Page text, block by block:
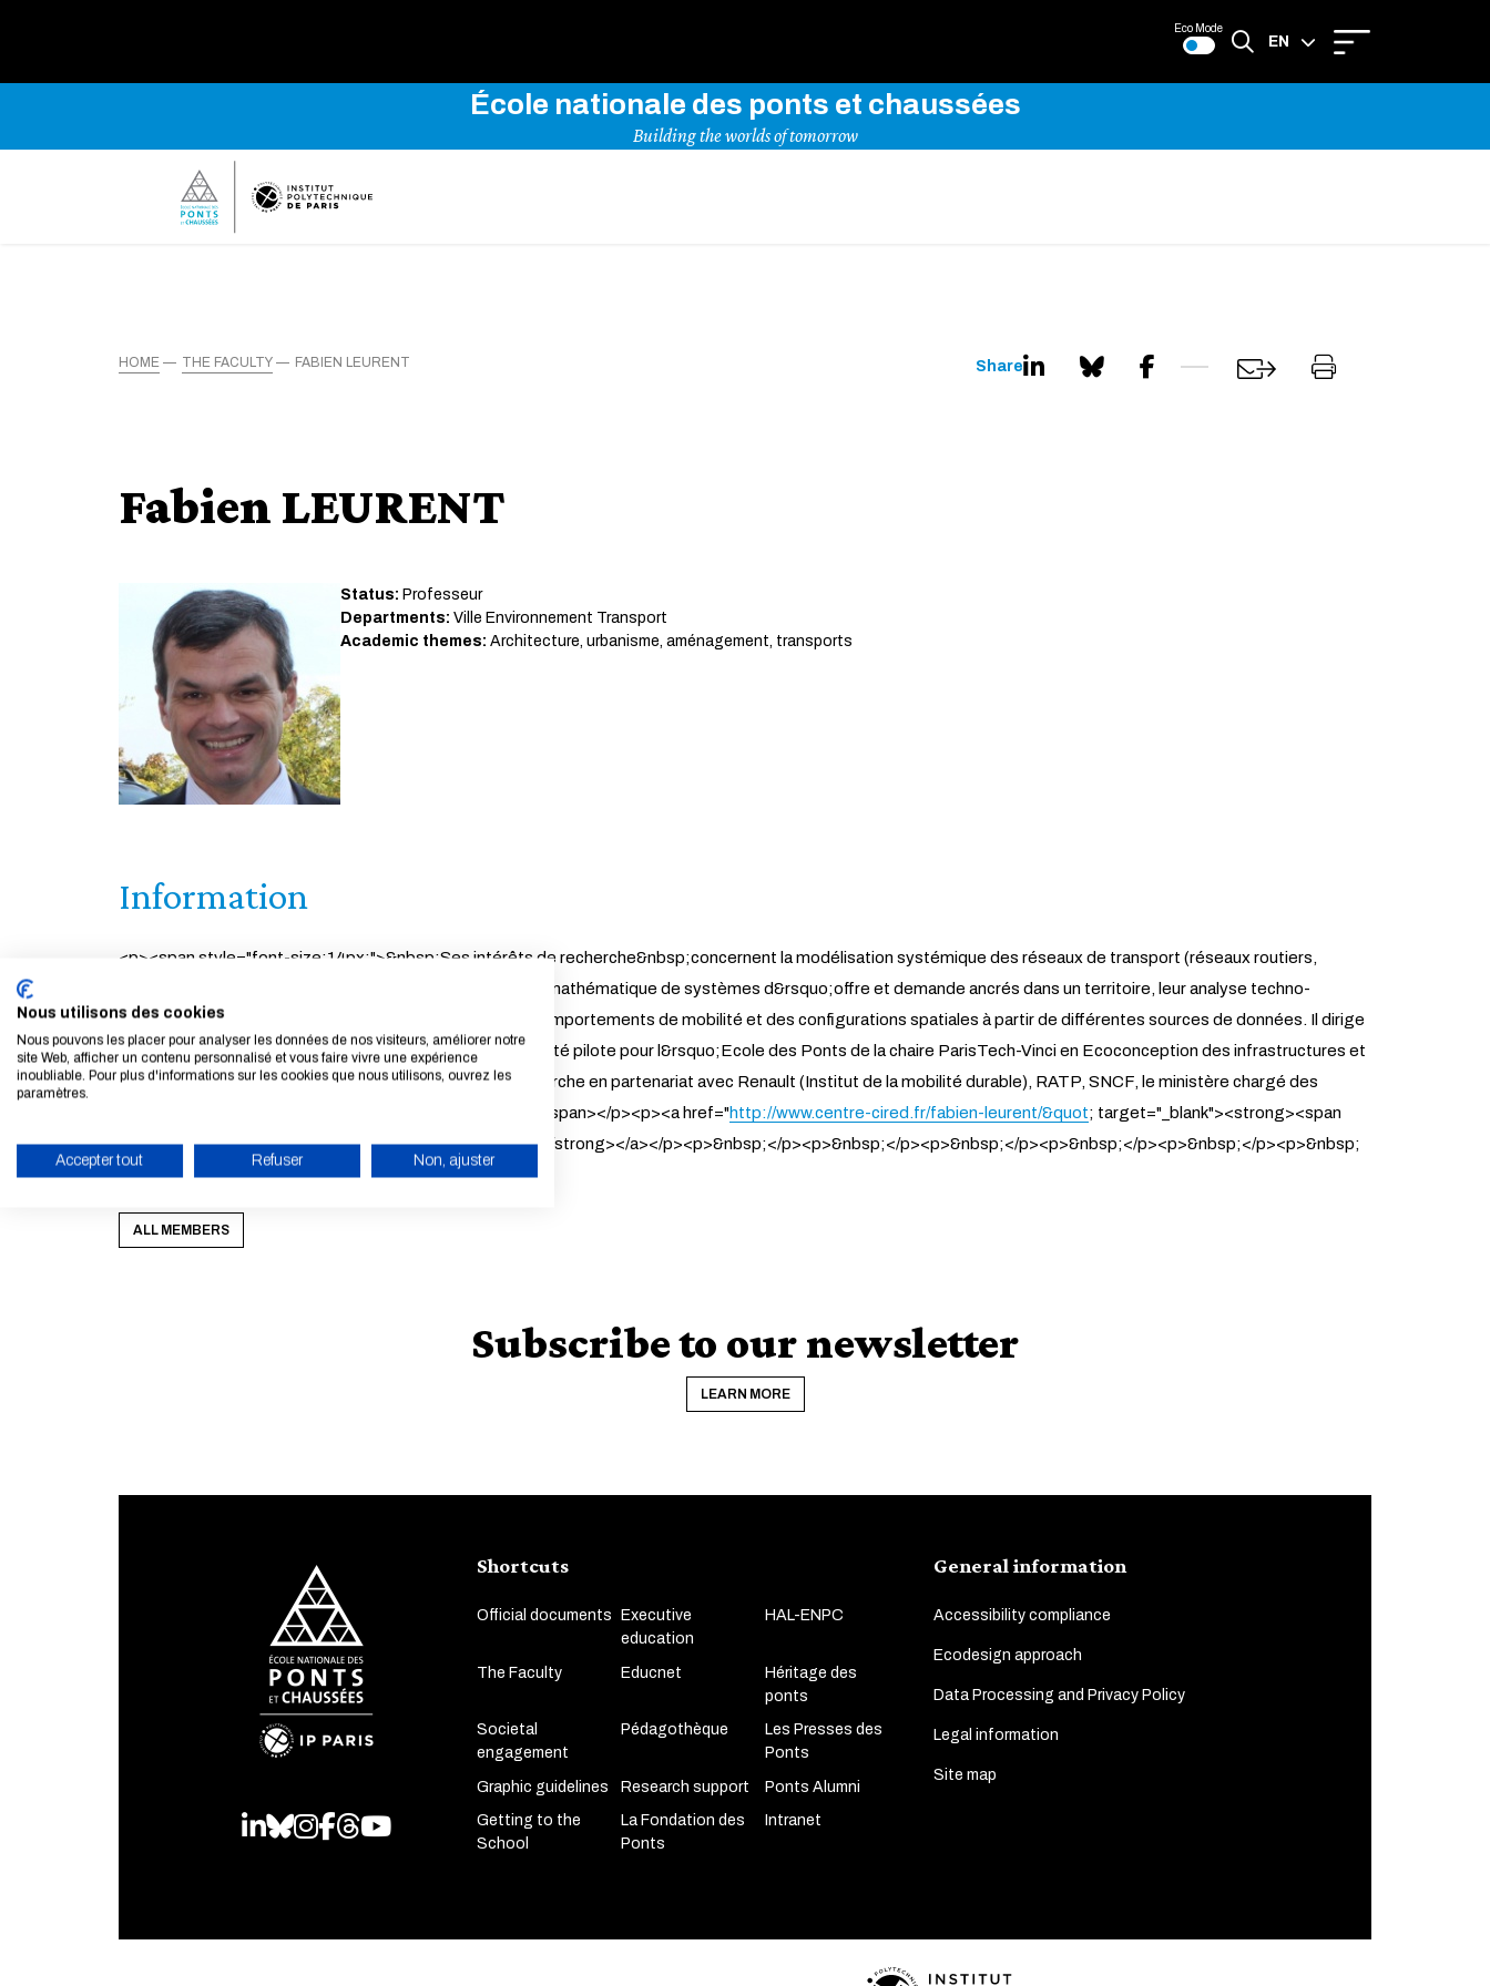
Eco Mode
EN
École nationale des ponts et chaussées
Building the worlds of tomorrow
HOME THE FACULTY FABIEN LEURENT Share
Fabien LEURENT
Status: Professeur
Departments: Ville Environnement Transport
Academic themes: Architecture, urbanisme, aménagement, transports
Information
<p><span style="font-size:14px;">&nbsp;Ses intérêts de recherche&nbsp;concernent la modélisation systémique des réseaux de transport (réseaux routiers,
transports collectifs, services partagés), la modélisation mathématique de systèmes d&rsquo;offre et demande ancrés dans un territoire, leur analyse techno-
économique, ainsi que l&rsquo;analyse statistique des comportements de mobilité et des configurations spatiales à partir de différentes sources de données. Il dirige
la chaire ENPC-IDFM sur la Mobilité territoriale. Il a aussi été pilote pour l&rsquo;Ecole des Ponts de la chaire ParisTech-Vinci en Ecoconception des infrastructures et
des ensembles bâtis. Il a aussi dirigé des projets de recherche en partenariat avec Renault (Institut de la mobilité durable), RATP, SNCF, le ministère chargé des
transports, la DATAR, des collectivités territoriales etc.</span></p><p><a href="http://www.centre-cired.fr/fabien-leurent/&quot; target="_blank"><strong><span
style="font-size:18px;">Consultez son profil ici.</span></strong></a></p><p>&nbsp;</p><p>&nbsp;</p><p>&nbsp;</p><p>&nbsp;</p><p>&nbsp;</p><p>&nbsp;
</p><p>&nbsp;</p><p>&nbsp;</p>
ALL MEMBERS
Subscribe to our newsletter
LEARN MORE
LinkedIn
Bluesky
Instagram
Facebook
ThreadsYoutube
Shortcuts
Official documents
Executive
education
HAL-ENPC
The Faculty Educnet
Héritage des
ponts
Societal
engagement
Pédagothèque
Les Presses des
Ponts
Graphic guidelines Research support Ponts Alumni
Getting to the
School
La Fondation des
Ponts
Intranet
General information
Accessibility compliance
Ecodesign approach
Data Processing and Privacy Policy
Legal information
Site map
Nous utilisons des cookies
Nous pouvons les placer pour analyser les données de nos visiteurs, améliorer notre
site Web, afficher un contenu personnalisé et vous faire vivre une expérience
inoubliable. Pour plus d'informations sur les cookies que nous utilisons, ouvrez les
paramètres.
Accepter tout Refuser Non, ajuster